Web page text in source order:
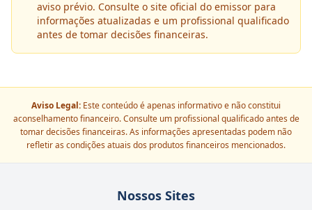
aviso prévio. Consulte o site oficial do emissor para
informações atualizadas e um profissional qualificado
antes de tomar decisões financeiras.
Aviso Legal: Este conteúdo é apenas informativo e não constitui
aconselhamento financeiro. Consulte um profissional qualificado antes de
tomar decisões financeiras. As informações apresentadas podem não
refletir as condições atuais dos produtos financeiros mencionados.
Nossos Sites